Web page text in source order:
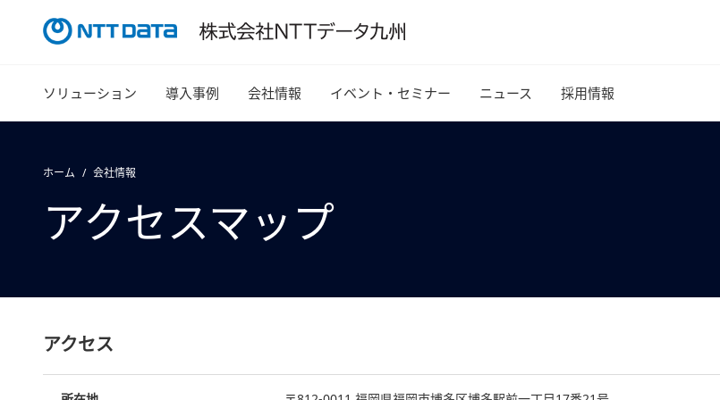
ソリューション 導入事例 会社情報 イベント・セミナー ニュース 採用情報
ホーム 会社情報
アクセスマップ
アクセス